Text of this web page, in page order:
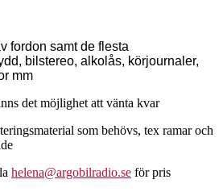
fordon samt de flesta
bilstereo, alkolås, körjournaler,
mm
det möjlighet att vänta kvar
som behövs, tex ramar och
helena@argobilradio.se för pris